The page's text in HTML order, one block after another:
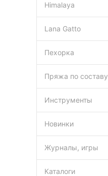
Himalaya
Lana Gatto
Пехорка
Пряжа по составу
Инструменты
Новинки
Журналы, игры
Каталоги